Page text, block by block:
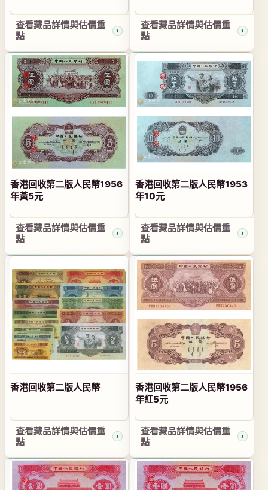
查看藏品詳情與估價重
點
查看藏品詳情與估價重
點
香港回收第二版人民幣1956
年黃5元
查看藏品詳情與估價重
點
香港回收第二版人民幣1953
年10元
查看藏品詳情與估價重
點
香港回收第二版人民幣
查看藏品詳情與估價重
點
香港回收第二版人民幣1956
年紅5元
查看藏品詳情與估價重
點